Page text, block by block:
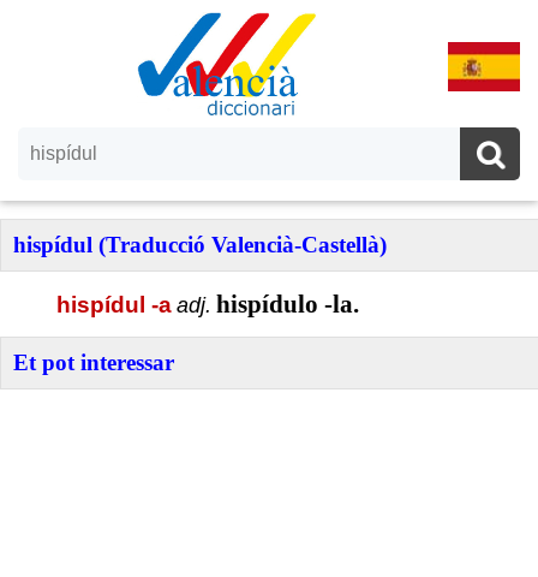
hispídul (Traducció Valencià-Castellà)
hispídul -a adj. hispídulo -la.
Et pot interessar